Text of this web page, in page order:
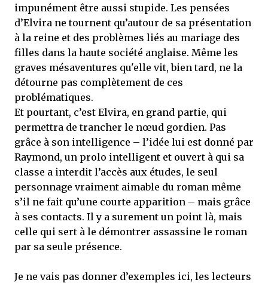
impunément être aussi stupide. Les pensées
d’Elvira ne tournent qu’autour de sa présentation
à la reine et des problèmes liés au mariage des
filles dans la haute société anglaise. Même les
graves mésaventures qu'elle vit, bien tard, ne la
détourne pas complètement de ces
problématiques.
Et pourtant, c’est Elvira, en grand partie, qui
permettra de trancher le nœud gordien. Pas
grâce à son intelligence – l’idée lui est donné par
Raymond, un prolo intelligent et ouvert à qui sa
classe a interdit l’accès aux études, le seul
personnage vraiment aimable du roman même
s’il ne fait qu’une courte apparition – mais grâce
à ses contacts. Il y a surement un point là, mais
celle qui sert à le démontrer assassine le roman
par sa seule présence.
Je ne vais pas donner d’exemples ici, les lecteurs